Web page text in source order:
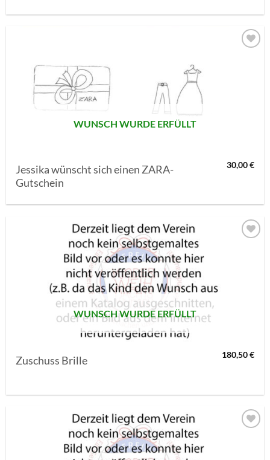
WUNSCH WURDE ERFÜLLT
Jessika wünscht sich einen ZARA-
Gutschein
30,00€
WUNSCH WURDE ERFÜLLT
Zuschuss Brille 180,50€